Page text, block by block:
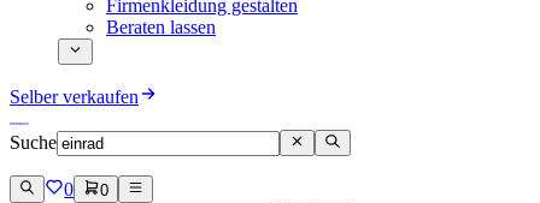
Firmenkleidung gestalten
Beraten lassen
Selber verkaufen
Suche
0 0